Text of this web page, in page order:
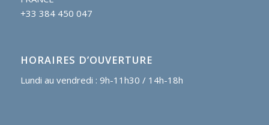
+33 384 450 047
HORAIRES D’OUVERTURE
Lundi au vendredi : 9h-11h30 / 14h-18h